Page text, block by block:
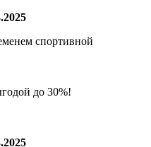
спортивной
до 30%!